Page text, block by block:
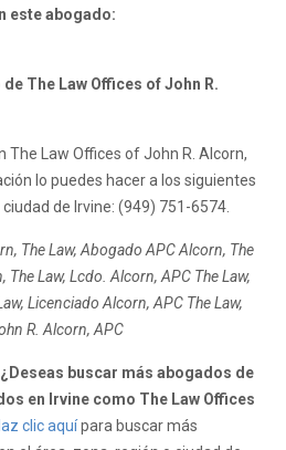
este abogado:
The Law Offices of John R.
The Law Offices of John R. Alcorn,
lo puedes hacer a los siguientes
de Irvine: (949) 751-6574.
The Law, Abogado APC Alcorn, The
The Law, Lcdo. Alcorn, APC The Law,
Licenciado Alcorn, APC The Law,
R. Alcorn, APC
buscar más abogados de
en Irvine como The Law Offices
clic aquípara buscar más